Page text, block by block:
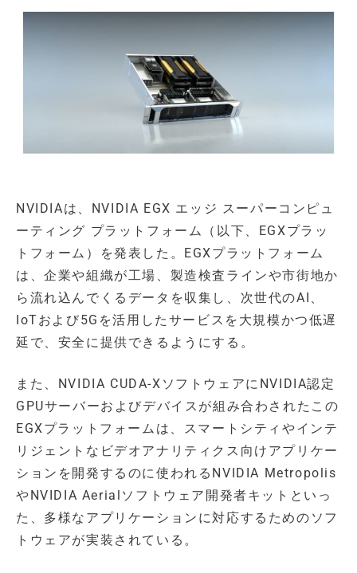
NVIDIAは、NVIDIA EGX エッジ スーパーコンピュ
ーティング プラットフォーム（以下、EGXプラッ
トフォーム）を発表した。EGXプラットフォーム
は、企業や組織が工場、製造検査ラインや市街地か
ら流れ込んでくるデータを収集し、次世代のAI、
IoTおよび5Gを活用したサービスを大規模かつ低遅
延で、安全に提供できるようにする。
また、NVIDIA CUDA-XソフトウェアにNVIDIA認定
GPUサーバーおよびデバイスが組み合わされたこの
EGXプラットフォームは、スマートシティやインテ
リジェントなビデオアナリティクス向けアプリケー
ションを開発するのに使われるNVIDIA Metropolis
やNVIDIA Aerialソフトウェア開発者キットといっ
た、多様なアプリケーションに対応するためのソフ
トウェアが実装されている。